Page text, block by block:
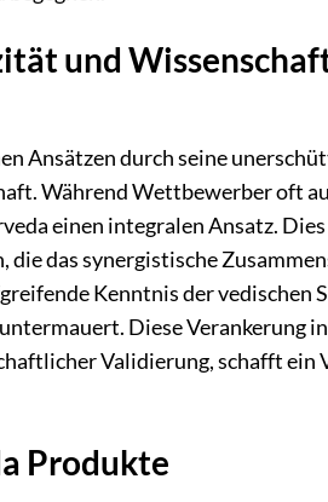
und
Ansätzen durch seine
Während Wettbewerber oft
einen integralen Ansatz.
das synergistische
Kenntnis der vedischen
Diese Verankerung
Validierung, schafft ein
Produkte